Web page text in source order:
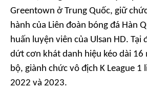
Greentown ở Trung Quốc, giữ
hành của Liên đoàn bóng đá Hàn
huấn luyện viên của Ulsan HD. Tại
dứt cơn khát danh hiệu kéo dài 16
bộ, giành chức vô địch K League 1
2022 và 2023.